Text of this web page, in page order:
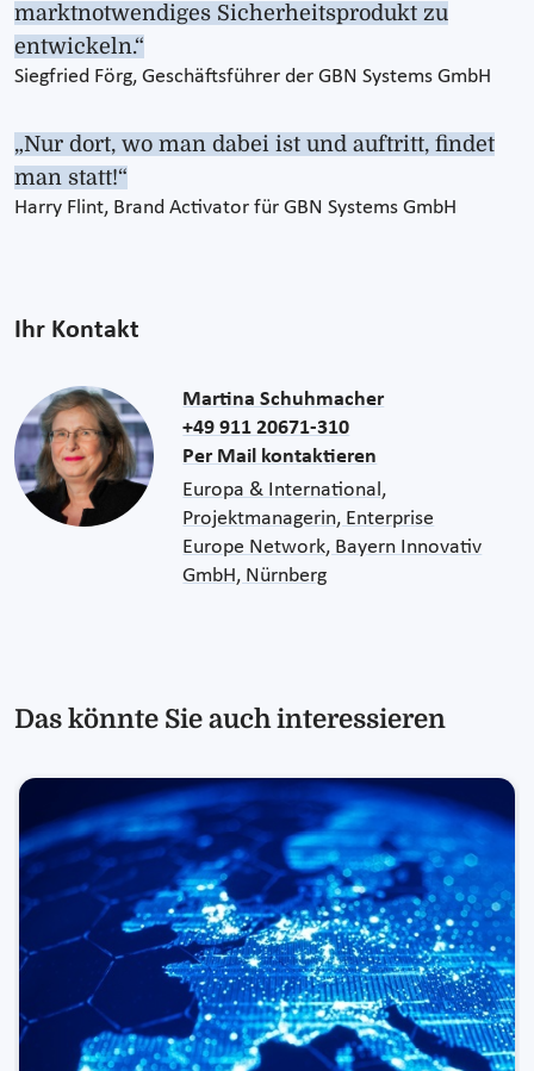
marktnotwendiges Sicherheitsprodukt zu
entwickeln.“
Siegfried Förg, Geschäftsführer der GBN Systems GmbH
„Nur dort, wo man dabei ist und auftritt, findet
man statt!“
Harry Flint, Brand Activator für GBN Systems GmbH
Ihr Kontakt
Martina Schuhmacher
+49 911 20671-310
Per Mail kontaktieren
Europa & International,
Projektmanagerin, Enterprise
Europe Network, Bayern Innovativ
GmbH, Nürnberg
Das könnte Sie auch interessieren